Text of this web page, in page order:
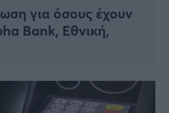
για όσους έχουν
Bank, Εθνική,